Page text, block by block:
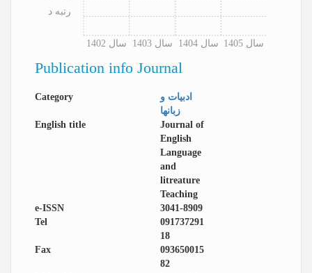
سال 1402 سال 1403 سال 1404 سال 1405
رتبه د
Publication info Journal
Category
ادبیات و
زبانها
English title
Journal of
English
Language
and
litreature
Teaching
e-ISSN
3041-8909
Tel
091737291
18
Fax
093650015
82